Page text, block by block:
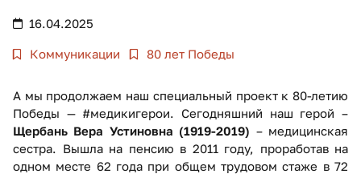
16.04.2025
Коммуникации 80 лет Победы
А мы продолжаем наш специальный проект к 80-летию
Победы — #медикигерои. Сегодняшний наш герой –
Щербань Вера Устиновна (1919-2019) – медицинская
сестра. Вышла на пенсию в 2011 году, проработав на
одном месте 62 года при общем трудовом стаже в 72